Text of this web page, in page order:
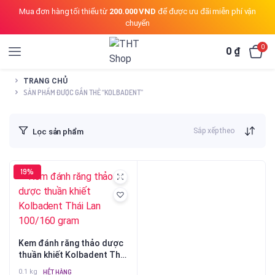
Mua đơn hàng tối thiểu từ 200.000 VND để được ưu đãi miễn phí vận
chuyển
0 ₫ 0
TRANG CHỦ
SẢN PHẨM ĐƯỢC GẮN THẺ “KOLBADENT”
Lọc sản phẩm Sắp xếp theo
19%
Kem đánh răng thảo dược
thuần khiết Kolbadent Thái
Lan 100/160 gram
0.1 kg HẾT HÀNG